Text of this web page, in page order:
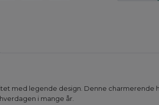
med legende design. Denne charmerende
i mange år.